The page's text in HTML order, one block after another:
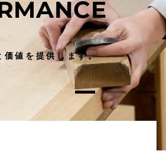
値を提供します。